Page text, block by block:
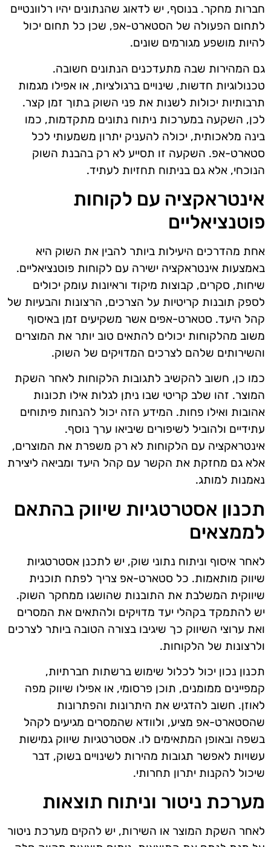
חברות מחקר. בנוסף, יש לדאוג שהנתונים יהיו רלוונטיים
לתחום הפעולה של הסטארט-אפ, שכן כל תחום יכול
להיות מושפע מגורמים שונים.
גם המהירות שבה מתעדכנים הנתונים חשובה.
טכנולוגיות חדשות, שינויים ברגולציות, או אפילו מגמות
תרבותיות יכולות לשנות את פני השוק בתוך זמן קצר.
לכן, השקעה במערכות ניתוח נתונים מתקדמות, כמו
בינה מלאכותית, יכולה להעניק יתרון משמעותי לכל
סטארט-אפ. השקעה זו תסייע לא רק בהבנת השוק
הנוכחי, אלא גם בניתוח תחזיות לעתיד.
אינטראקציה עם לקוחות
פוטנציאליים
אחת מהדרכים היעילות ביותר להבין את השוק היא
באמצעות אינטראקציה ישירה עם לקוחות פוטנציאליים.
שיחות, סקרים, קבוצות מיקוד וראיונות עומק יכולים
לספק תובנות קריטיות על הצרכים, הרצונות והבעיות של
קהל היעד. סטארט-אפים אשר משקיעים זמן באיסוף
משוב מהלקוחות יכולים להתאים טוב יותר את המוצרים
והשירותים שלהם לצרכים המדויקים של השוק.
כמו כן, חשוב להקשיב לתגובות הלקוחות לאחר השקת
המוצר. זהו שלב קריטי שבו ניתן לגלות אילו תכונות
אהובות ואילו פחות. המידע הזה יכול להנחות פיתוחים
עתידיים ולהוביל לשיפורים שיביאו ערך נוסף.
אינטראקציה עם הלקוחות לא רק משפרת את המוצרים,
אלא גם מחזקת את הקשר עם קהל היעד ומביאה ליצירת
נאמנות למותג.
תכנון אסטרטגיות שיווק בהתאם
לממצאים
לאחר איסוף וניתוח נתוני שוק, יש לתכנן אסטרטגיות
שיווק מותאמות. כל סטארט-אפ צריך לפתח תוכנית
שיווקית המשלבת את התובנות שהושגו ממחקר השוק.
יש להתמקד בקהלי יעד מדויקים ולהתאים את המסרים
ואת ערוצי השיווק כך שיגיבו בצורה הטובה ביותר לצרכים
ולרצונות של הלקוחות.
תכנון נכון יכול לכלול שימוש ברשתות חברתיות,
קמפיינים ממומנים, תוכן פרסומי, או אפילו שיווק מפה
לאוזן. חשוב להדגיש את היתרונות והפתרונות
שהסטארט-אפ מציע, ולוודא שהמסרים מגיעים לקהל
בשפה ובאופן המתאימים לו. אסטרטגיות שיווק גמישות
עשויות לאפשר תגובות מהירות לשינויים בשוק, דבר
שיכול להקנות יתרון תחרותי.
מערכת ניטור וניתוח תוצאות
לאחר השקת המוצר או השירות, יש להקים מערכת ניטור